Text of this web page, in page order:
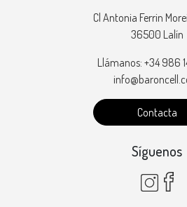
Cl Antonia Ferrin
36500 Lalín
Llámanos: +34 986
Contacta
Síguenos